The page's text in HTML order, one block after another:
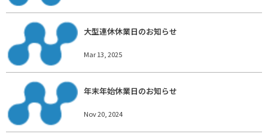
大型連休休業日のお知らせ
Mar 13, 2025
年末年始休業日のお知らせ
Nov 20, 2024